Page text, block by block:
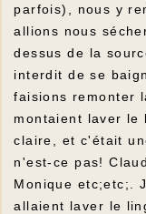
parfois), nous y
allions nous
dessus de la
interdit de se
faisions remonter
montaient laver le
claire, et c'était
n'est-ce pas!
Monique etc;etc;.
allaient laver le